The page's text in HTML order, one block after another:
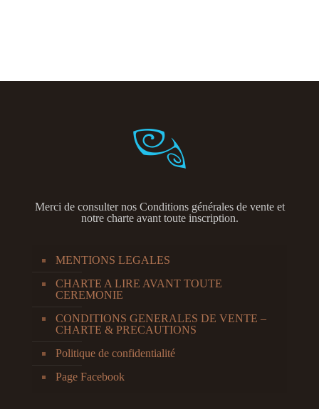
Merci de consulter nos Conditions générales de vente et
notre charte avant toute inscription.
MENTIONS LEGALES
CHARTE A LIRE AVANT TOUTE
CEREMONIE
CONDITIONS GENERALES DE VENTE –
CHARTE & PRECAUTIONS
Politique de confidentialité
Page Facebook